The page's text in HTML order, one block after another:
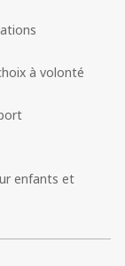
à volonté
enfants et